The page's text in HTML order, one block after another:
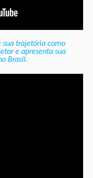
sua trajetória como
e apresenta sua
Brasil.